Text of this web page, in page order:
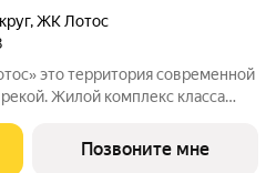
,ЖК Лотос
Жилой комплекс класса
природы и городской
Позвоните мне